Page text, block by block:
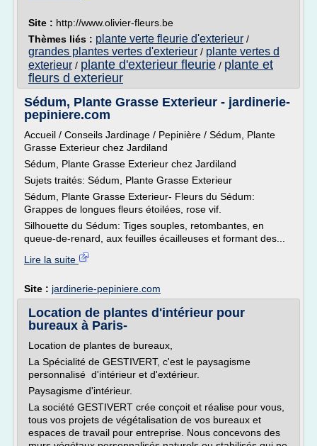
Site : http://www.olivier-fleurs.be
Thèmes liés : plante verte fleurie d'exterieur /
grandes plantes vertes d'exterieur / plante vertes d
exterieur / plante d'exterieur fleurie / plante et
fleurs d exterieur
Sédum, Plante Grasse Exterieur - jardinerie-
pepiniere.com
Accueil / Conseils Jardinage / Pepinière / Sédum, Plante
Grasse Exterieur chez Jardiland
Sédum, Plante Grasse Exterieur chez Jardiland
Sujets traités: Sédum, Plante Grasse Exterieur
Sédum, Plante Grasse Exterieur- Fleurs du Sédum:
Grappes de longues fleurs étoilées, rose vif.
Silhouette du Sédum: Tiges souples, retombantes, en
queue-de-renard, aux feuilles écailleuses et formant des...
Lire la suite
Site : jardinerie-pepiniere.com
Location de plantes d'intérieur pour
bureaux à Paris-
Location de plantes de bureaux,
La Spécialité de GESTIVERT, c'est le paysagisme
personnalisé d'intérieur et d'extérieur.
Paysagisme d'intérieur.
La société GESTIVERT crée conçoit et réalise pour vous,
tous vos projets de végétalisation de vos bureaux et
espaces de travail pour entreprise. Nous concevons des